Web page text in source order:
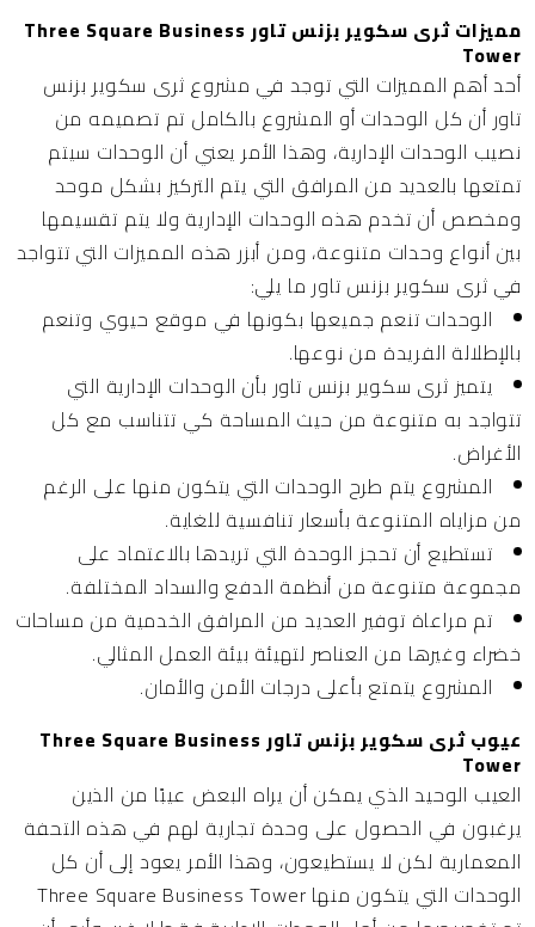
مميزات ثرى سكوير بزنس تاور Three Square Business
Tower
أحد أهم المميزات التي توجد في مشروع ثرى سكوير بزنس
تاور أن كل الوحدات أو المشروع بالكامل تم تصميمه من
نصيب الوحدات الإدارية، وهذا الأمر يعني أن الوحدات سيتم
تمتعها بالعديد من المرافق التي يتم التركيز بشكل موحد
ومخصص أن تخدم هذه الوحدات الإدارية ولا يتم تقسيمها
بين أنواع وحدات متنوعة، ومن أبزر هذه المميزات التي تتواجد
في ثرى سكوير بزنس تاور ما يلي:
الوحدات تنعم جميعها بكونها في موقع حيوي وتنعم
بالإطلالة الفريدة من نوعها.
يتميز ثرى سكوير بزنس تاور بأن الوحدات الإدارية التي
تتواجد به متنوعة من حيث المساحة كي تتناسب مع كل
الأغراض.
المشروع يتم طرح الوحدات التي يتكون منها على الرغم
من مزاياه المتنوعة بأسعار تنافسية للغاية.
تستطيع أن تحجز الوحدة التي تريدها بالاعتماد على
مجموعة متنوعة من أنظمة الدفع والسداد المختلفة.
تم مراعاة توفير العديد من المرافق الخدمية من مساحات
خضراء وغيرها من العناصر لتهيئة بيئة العمل المثالي.
المشروع يتمتع بأعلى درجات الأمن والأمان.
عيوب ثرى سكوير بزنس تاور Three Square Business
Tower
العيب الوحيد الذي يمكن أن يراه البعض عيبًا من الذين
يرغبون في الحصول على وحدة تجارية لهم في هذه التحفة
المعمارية لكن لا يستطيعون، وهذا الأمر يعود إلى أن كل
الوحدات التي يتكون منها Three Square Business Tower